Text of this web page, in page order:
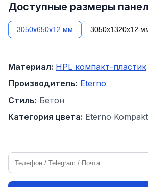
Доступные размеры
3050х650х12 мм 3050х1320х12
Материал: HPL компакт-пластик
Производитель: Eterno
Стиль: Бетон
Категория цвета: Eterno